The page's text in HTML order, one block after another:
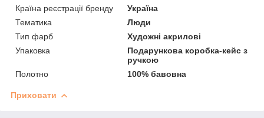
Країна реєстрації бренду
Україна
Тематика
Люди
Тип фарб
Художні акрилові
Упаковка
Подарункова коробка-кейс з
ручкою
Полотно
100% бавовна
Приховати